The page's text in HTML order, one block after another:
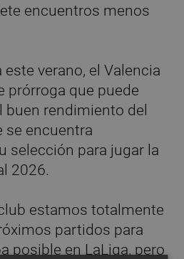
encuentros menos
verano, el Valencia
prórroga que puede
buen rendimiento del
se encuentra
selección para jugar la
2026.
estamos totalmente
partidos para
posible en LaLiga, pero